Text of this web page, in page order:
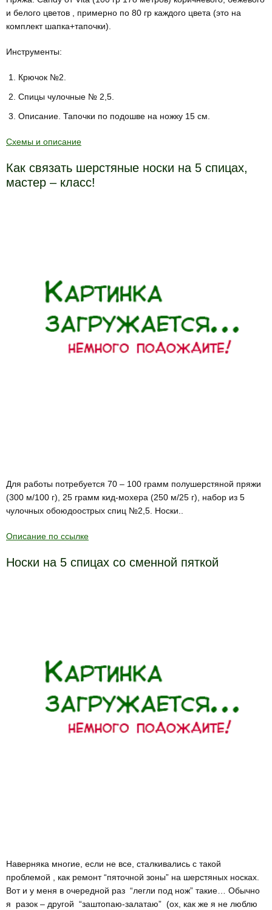
и белого цветов , примерно по 80 гр каждого цвета (это на
комплект шапка+тапочки).
Инструменты:
Крючок №2.
Спицы чулочные № 2,5.
Описание. Тапочки по подошве на ножку 15 см.
Схемы и описание
Как связать шерстяные носки на 5 спицах,
мастер – класс!
Для работы потребуется 70 – 100 грамм полушерстяной пряжи
(300 м/100 г), 25 грамм кид-мохера (250 м/25 г), набор из 5
чулочных обоюдоострых спиц №2,5. Носки..
Описание по ссылке
Носки на 5 спицах со сменной пяткой
Наверняка многие, если не все, сталкивались с такой
проблемой , как ремонт “пяточной зоны” на шерстяных носках.
Вот и у меня в очередной раз “легли под нож” такие… Обычно
я разок – другой “заштопаю-залатаю” (ох, как же я не люблю